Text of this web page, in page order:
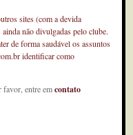
sites (com a devida
não divulgadas pelo clube.
de forma saudável os assuntos
identificar como
favor, entre emcontato